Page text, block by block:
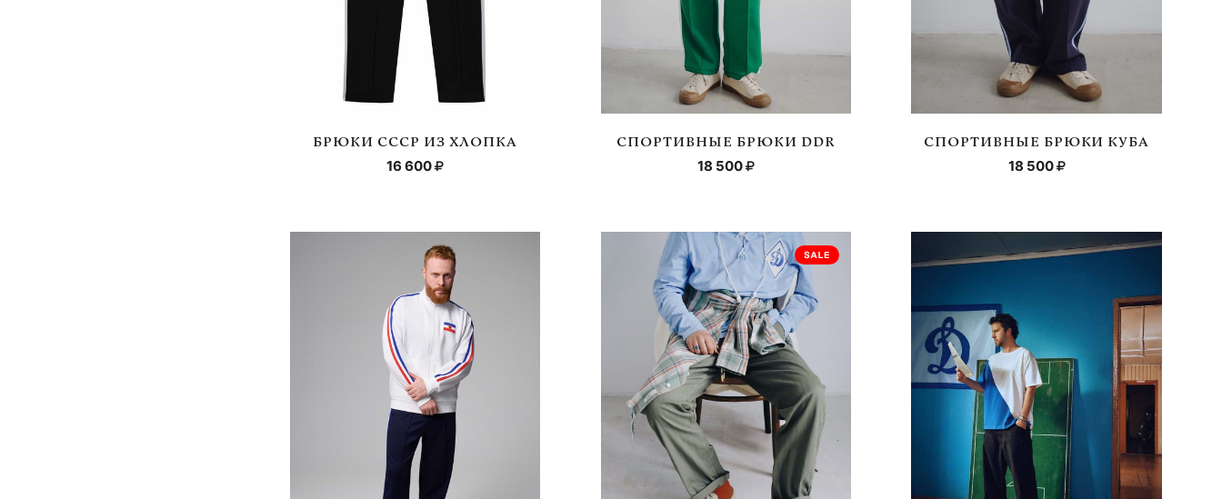
БРЮКИ СССР ИЗ ХЛОПКА
16 600
СПОРТИВНЫЕ БРЮКИ DDR
18 500
СПОРТИВНЫЕ БРЮКИ КУБА
18 500